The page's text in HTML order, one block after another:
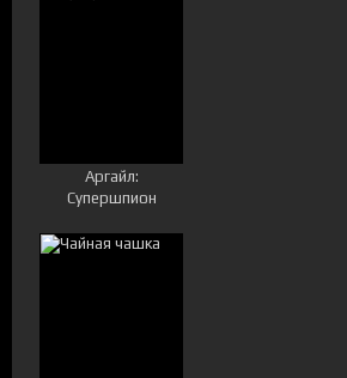
Аргайл:
Супершпион